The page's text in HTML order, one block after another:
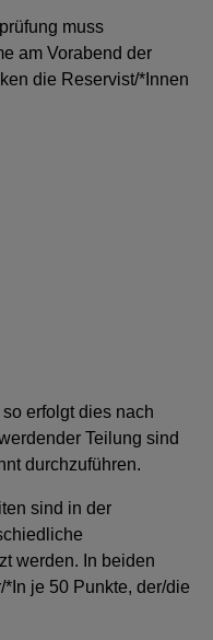
muss
am Vorabend der
die Reservist/*Innen
erfolgt dies nach
Teilung sind
durchzuführen.
sind in der
werden. In beiden
je 50 Punkte, der/die